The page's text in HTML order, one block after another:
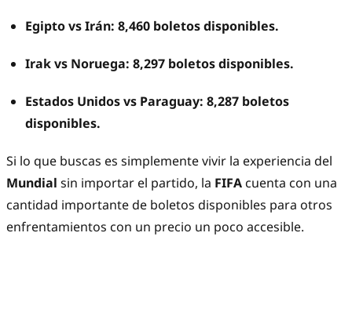
Egipto vs Irán: 8,460 boletos disponibles.
Irak vs Noruega: 8,297 boletos disponibles.
Estados Unidos vs Paraguay: 8,287 boletos
disponibles.
Si lo que buscas es simplemente vivir la experiencia del
Mundial sin importar el partido, la FIFA cuenta con una
cantidad importante de boletos disponibles para otros
enfrentamientos con un precio un poco accesible.